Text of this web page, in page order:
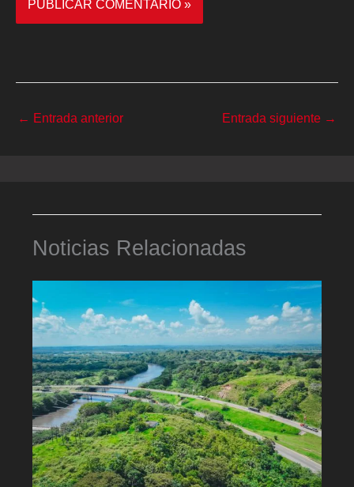
← Entrada anterior Entrada siguiente →
Noticias Relacionadas